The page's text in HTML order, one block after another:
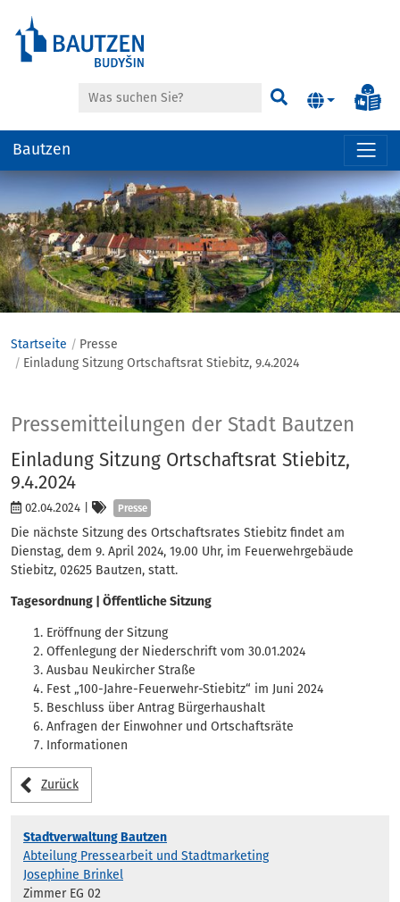
der
anspringen
Suche Suchen
Bautzen
Startseite
Presse
Einladung Sitzung Ortschaftsrat Stiebitz, 9.4.2024
Presse
Pressemitteilungen der Stadt Bautzen
Einladung Sitzung Ortschaftsrat Stiebitz,
9.4.2024
02.04.2024 Kategorien
Presse
Die nächste Sitzung des Ortschaftsrates Stiebitz findet am
Dienstag, dem 9. April 2024, 19.00 Uhr, im Feuerwehrgebäude
Stiebitz, 02625 Bautzen, statt.
Tagesordnung | Öffentliche Sitzung
Eröffnung der Sitzung
Offenlegung der Niederschrift vom 30.01.2024
Ausbau Neukircher Straße
Fest „100-Jahre-Feuerwehr-Stiebitz“ im Juni 2024
Beschluss über Antrag Bürgerhaushalt
Anfragen der Einwohner und Ortschaftsräte
Informationen
Zurück
Stadtverwaltung Bautzen
Abteilung Pressearbeit und Stadtmarketing
Josephine Brinkel
Zimmer EG 02